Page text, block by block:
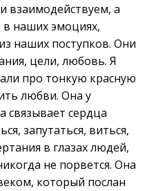
взаимодействуем, а
наших эмоциях,
наших поступков. Они
цели, любовь. Я
про тонкую красную
любви. Она у
связывает сердца
запутаться, виться,
в глазах людей,
не порвется. Она
который послан